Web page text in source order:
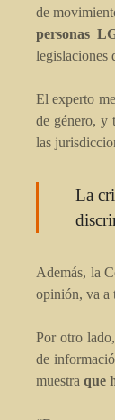
de
personas
legislaciones
El experto
de género, y
las
La
Además, la
opinión, va a
Por otro
de
muestra que